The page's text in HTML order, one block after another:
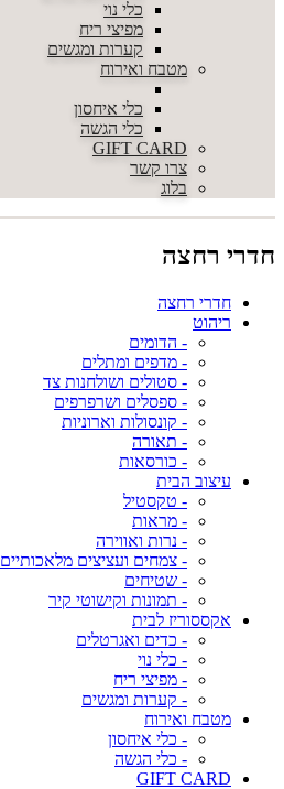
כלי נוי
מפיצי ריח
קערות ומגשים
מטבח ואירוח
כלי איחסון
כלי הגשה
GIFT CARD
צרו קשר
בלוג
חדרי רחצה
חדרי רחצה
ריהוט
- הדומים
- מדפים ומתלים
- סטולים ושולחנות צד
- ספסלים ושרפרפים
- קונסולות וארוניות
- תאורה
- כורסאות
עיצוב הבית
- טקסטיל
- מראות
- נרות ואווירה
- צמחים ועציצים מלאכותיים
- שטיחים
- תמונות וקישוטי קיר
אקססוריז לבית
- כדים ואגרטלים
- כלי נוי
- מפיצי ריח
- קערות ומגשים
מטבח ואירוח
- כלי איחסון
- כלי הגשה
GIFT CARD